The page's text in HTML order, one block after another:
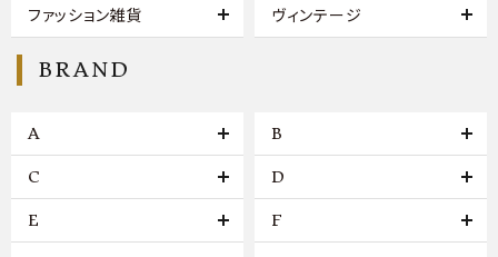
ファッション雑貨 ヴィンテージ
BRAND
A B
C D
E F